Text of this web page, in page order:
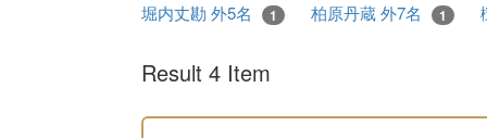
堀内丈勘 外5名 1 柏原丹蔵 外7名 1
Result 4 Item